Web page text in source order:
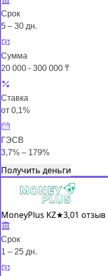
Срок
5 – 30 дн.
Сумма
20 000 - 300 000 ₸
Ставка
от 0,1%
ГЭСВ
3,7% – 179%
Получить деньги
MoneyPlus KZ★3,01 отзыв
Срок
1 – 25 дн.